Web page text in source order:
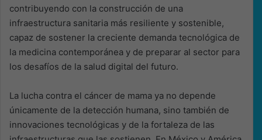
contribuyendo con la construcción de una
infraestructura sanitaria más resiliente y sostenible,
capaz de sostener la creciente demanda tecnológica de
la medicina contemporánea y de preparar al sector para
los desafíos de la salud digital del futuro.
La lucha contra el cáncer de mama ya no depende
únicamente de la detección humana, sino también de
innovaciones tecnológicas y de la fortaleza de las